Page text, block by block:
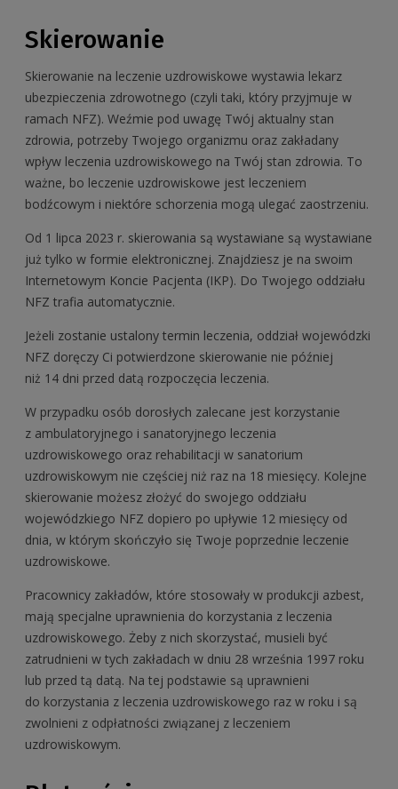
Skierowanie
Skierowanie na leczenie uzdrowiskowe wystawia lekarz
ubezpieczenia zdrowotnego (czyli taki, który przyjmuje w
ramach NFZ). Weźmie pod uwagę Twój aktualny stan
zdrowia, potrzeby Twojego organizmu oraz zakładany
wpływ leczenia uzdrowiskowego na Twój stan zdrowia. To
ważne, bo leczenie uzdrowiskowe jest leczeniem
bodźcowym i niektóre schorzenia mogą ulegać zaostrzeniu.
Od 1 lipca 2023 r. skierowania są wystawiane są wystawiane
już tylko w formie elektronicznej. Znajdziesz je na swoim
Internetowym Koncie Pacjenta (IKP). Do Twojego oddziału
NFZ trafia automatycznie.
Jeżeli zostanie ustalony termin leczenia, oddział wojewódzki
NFZ doręczy Ci potwierdzone skierowanie nie później
niż 14 dni przed datą rozpoczęcia leczenia.
W przypadku osób dorosłych zalecane jest korzystanie
z ambulatoryjnego i sanatoryjnego leczenia
uzdrowiskowego oraz rehabilitacji w sanatorium
uzdrowiskowym nie częściej niż raz na 18 miesięcy. Kolejne
skierowanie możesz złożyć do swojego oddziału
wojewódzkiego NFZ dopiero po upływie 12 miesięcy od
dnia, w którym skończyło się Twoje poprzednie leczenie
uzdrowiskowe.
Pracownicy zakładów, które stosowały w produkcji azbest,
mają specjalne uprawnienia do korzystania z leczenia
uzdrowiskowego. Żeby z nich skorzystać, musieli być
zatrudnieni w tych zakładach w dniu 28 września 1997 roku
lub przed tą datą. Na tej podstawie są uprawnieni
do korzystania z leczenia uzdrowiskowego raz w roku i są
zwolnieni z odpłatności związanej z leczeniem
uzdrowiskowym.